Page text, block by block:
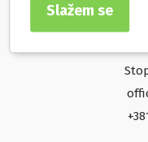
Slažem se